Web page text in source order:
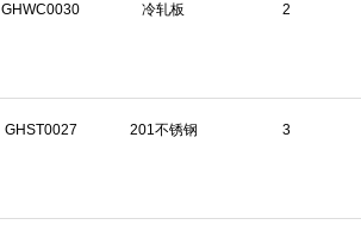
GHWC0030 冷轧板 2
GHST0027 201不锈钢 3